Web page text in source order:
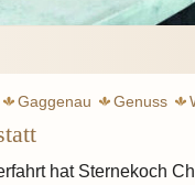
Gaggenau Genuss
Geschmack
hat Sternekoch